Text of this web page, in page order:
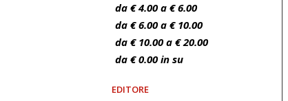
da € 4.00 a € 6.00
da € 6.00 a € 10.00
da € 10.00 a € 20.00
da € 0.00 in su
EDITORE